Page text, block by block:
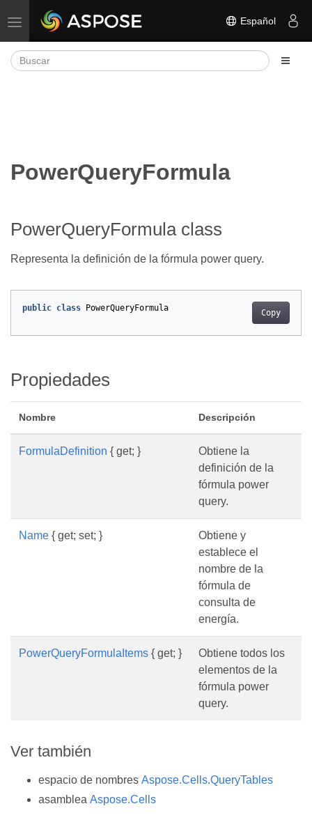
Alternar navegación Español
PowerQueryFormula
PowerQueryFormula class
Representa la definición de la fórmula power query.
Copy
public class PowerQueryFormula
Propiedades
Nombre Descripción
FormulaDefinition { get; }
Obtiene la
definición de la
fórmula power
query.
Name { get; set; }
Obtiene y
establece el
nombre de la
fórmula de
consulta de
energía.
PowerQueryFormulaItems { get; }
Obtiene todos los
elementos de la
fórmula power
query.
Ver también
espacio de nombres Aspose.Cells.QueryTables
asamblea Aspose.Cells